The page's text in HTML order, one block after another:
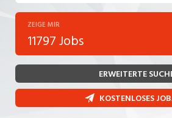
Festanstellung
Temporär (befristet)
Praktikum
Bank, Versicherung
Bau, Handwerk, Elektro
Bildung, Kunst, Design,
Chemie, Pharma,
ZEIGE MIR
11797 Jobs
ERWEITERTE
KOSTENLOSES